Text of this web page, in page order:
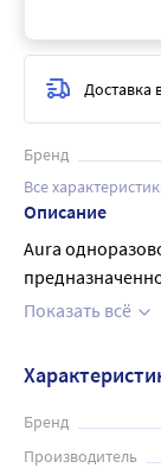
Бренд
Все
Описание
Aura
использовании
сиденье,
которые могут
использования
Показать всё
Доставка
Бренд
Производитель